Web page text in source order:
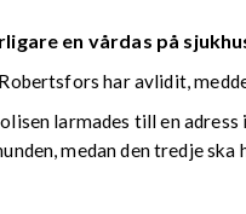
en vårdas på
har avlidit,
larmades till en
medan den tredje ska